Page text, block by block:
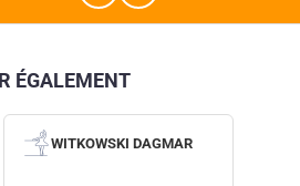
ÉGALEMENT
WITKOWSKI DAGMAR